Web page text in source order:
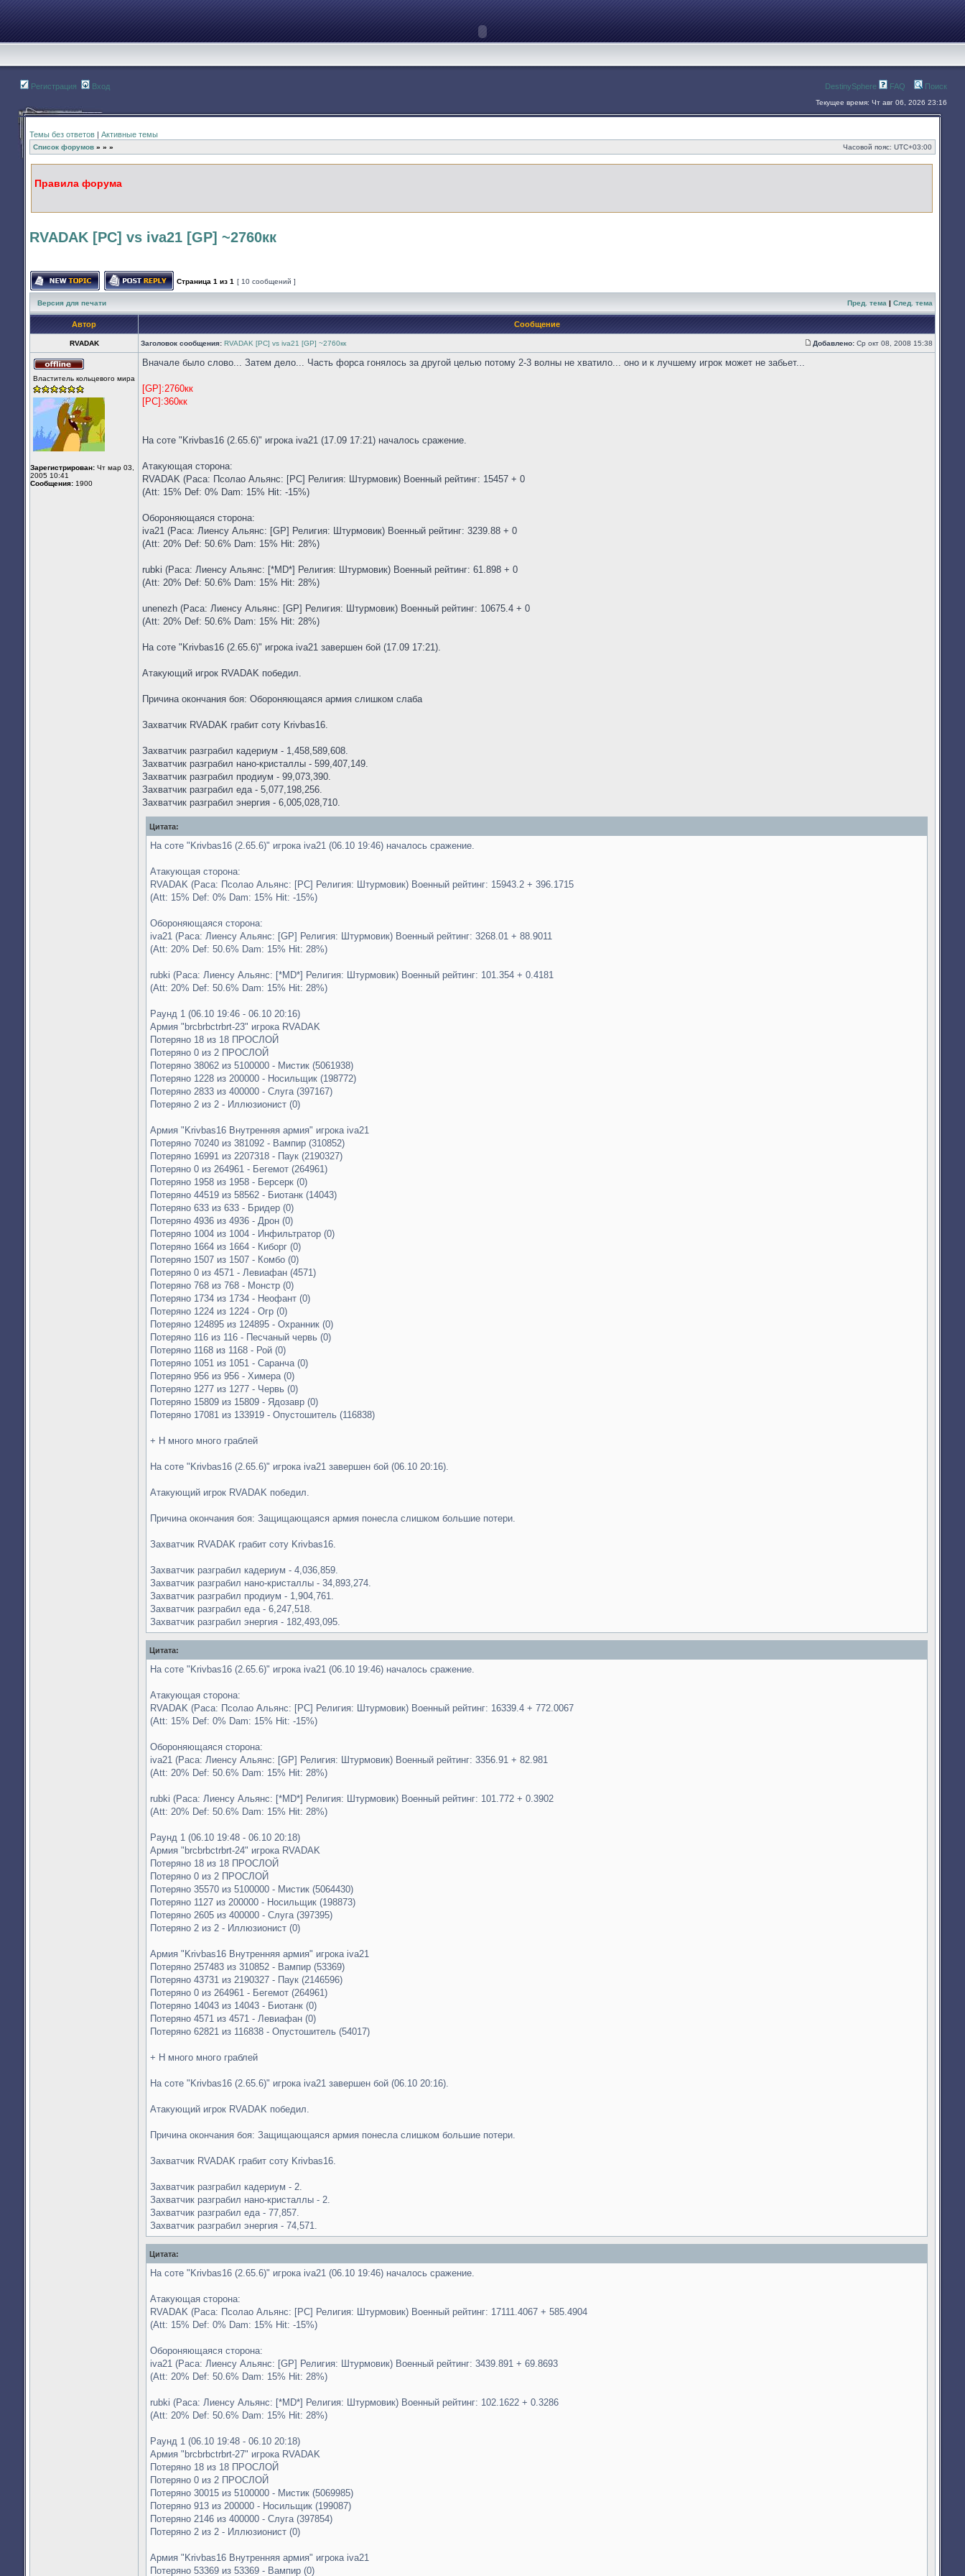
Регистрация Вход DestinySphere FAQ Поиск
Текущее время: Чт авг 06, 2026 23:16
Темы без ответов | Активные темы
Список форумов » » » Часовой пояс: UTC+03:00
Правила форума
RVADAK [PC] vs iva21 [GP] ~2760кк
Начать новую тему Ответить на тему
Страница 1 из 1 [ 10 сообщений ]
Версия для печати Пред. тема | След. тема
Автор Сообщение
RVADAK Заголовок сообщения: RVADAK [PC] vs iva21 [GP] ~2760кк
Сообщение
Добавлено: Ср окт 08, 2008 15:38
в
Властитель кольцевого мира
Зарегистрирован: Чт мар 03,
2005 10:41
Сообщения: 1900
Вначале было слово... Затем дело... Часть форса гонялось за другой целью потому 2-3 волны не хватило... оно и к лучшему игрок может не забьет...
[GP]:2760кк
[PC]:360кк
На соте "Krivbas16 (2.65.6)" игрока iva21 (17.09 17:21) началось сражение.
Атакующая сторона:
RVADAK (Раса: Псолао Альянс: [PC] Религия: Штурмовик) Военный рейтинг: 15457 + 0
(Att: 15% Def: 0% Dam: 15% Hit: -15%)
Обороняющаяся сторона:
iva21 (Раса: Лиенсу Альянс: [GP] Религия: Штурмовик) Военный рейтинг: 3239.88 + 0
(Att: 20% Def: 50.6% Dam: 15% Hit: 28%)
rubki (Раса: Лиенсу Альянс: [*MD*] Религия: Штурмовик) Военный рейтинг: 61.898 + 0
(Att: 20% Def: 50.6% Dam: 15% Hit: 28%)
unenezh (Раса: Лиенсу Альянс: [GP] Религия: Штурмовик) Военный рейтинг: 10675.4 + 0
(Att: 20% Def: 50.6% Dam: 15% Hit: 28%)
На соте "Krivbas16 (2.65.6)" игрока iva21 завершен бой (17.09 17:21).
Атакующий игрок RVADAK победил.
Причина окончания боя: Обороняющаяся армия слишком слаба
Захватчик RVADAK грабит соту Krivbas16.
Захватчик разграбил кадериум - 1,458,589,608.
Захватчик разграбил нано-кристаллы - 599,407,149.
Захватчик разграбил продиум - 99,073,390.
Захватчик разграбил еда - 5,077,198,256.
Захватчик разграбил энергия - 6,005,028,710.
Цитата:
На соте "Krivbas16 (2.65.6)" игрока iva21 (06.10 19:46) началось сражение.
Атакующая сторона:
RVADAK (Раса: Псолао Альянс: [PC] Религия: Штурмовик) Военный рейтинг: 15943.2 + 396.1715
(Att: 15% Def: 0% Dam: 15% Hit: -15%)
Обороняющаяся сторона:
iva21 (Раса: Лиенсу Альянс: [GP] Религия: Штурмовик) Военный рейтинг: 3268.01 + 88.9011
(Att: 20% Def: 50.6% Dam: 15% Hit: 28%)
rubki (Раса: Лиенсу Альянс: [*MD*] Религия: Штурмовик) Военный рейтинг: 101.354 + 0.4181
(Att: 20% Def: 50.6% Dam: 15% Hit: 28%)
Раунд 1 (06.10 19:46 - 06.10 20:16)
Армия "brcbrbctrbrt-23" игрока RVADAK
Потеряно 18 из 18 ПРОСЛОЙ
Потеряно 0 из 2 ПРОСЛОЙ
Потеряно 38062 из 5100000 - Мистик (5061938)
Потеряно 1228 из 200000 - Носильщик (198772)
Потеряно 2833 из 400000 - Слуга (397167)
Потеряно 2 из 2 - Иллюзионист (0)
Армия "Krivbas16 Внутренняя армия" игрока iva21
Потеряно 70240 из 381092 - Вампир (310852)
Потеряно 16991 из 2207318 - Паук (2190327)
Потеряно 0 из 264961 - Бегемот (264961)
Потеряно 1958 из 1958 - Берсерк (0)
Потеряно 44519 из 58562 - Биотанк (14043)
Потеряно 633 из 633 - Бридер (0)
Потеряно 4936 из 4936 - Дрон (0)
Потеряно 1004 из 1004 - Инфильтратор (0)
Потеряно 1664 из 1664 - Киборг (0)
Потеряно 1507 из 1507 - Комбо (0)
Потеряно 0 из 4571 - Левиафан (4571)
Потеряно 768 из 768 - Монстр (0)
Потеряно 1734 из 1734 - Неофант (0)
Потеряно 1224 из 1224 - Огр (0)
Потеряно 124895 из 124895 - Охранник (0)
Потеряно 116 из 116 - Песчаный червь (0)
Потеряно 1168 из 1168 - Рой (0)
Потеряно 1051 из 1051 - Саранча (0)
Потеряно 956 из 956 - Химера (0)
Потеряно 1277 из 1277 - Червь (0)
Потеряно 15809 из 15809 - Ядозавр (0)
Потеряно 17081 из 133919 - Опустошитель (116838)
+ Н много много граблей
На соте "Krivbas16 (2.65.6)" игрока iva21 завершен бой (06.10 20:16).
Атакующий игрок RVADAK победил.
Причина окончания боя: Защищающаяся армия понесла слишком большие потери.
Захватчик RVADAK грабит соту Krivbas16.
Захватчик разграбил кадериум - 4,036,859.
Захватчик разграбил нано-кристаллы - 34,893,274.
Захватчик разграбил продиум - 1,904,761.
Захватчик разграбил еда - 6,247,518.
Захватчик разграбил энергия - 182,493,095.
Цитата:
На соте "Krivbas16 (2.65.6)" игрока iva21 (06.10 19:46) началось сражение.
Атакующая сторона:
RVADAK (Раса: Псолао Альянс: [PC] Религия: Штурмовик) Военный рейтинг: 16339.4 + 772.0067
(Att: 15% Def: 0% Dam: 15% Hit: -15%)
Обороняющаяся сторона:
iva21 (Раса: Лиенсу Альянс: [GP] Религия: Штурмовик) Военный рейтинг: 3356.91 + 82.981
(Att: 20% Def: 50.6% Dam: 15% Hit: 28%)
rubki (Раса: Лиенсу Альянс: [*MD*] Религия: Штурмовик) Военный рейтинг: 101.772 + 0.3902
(Att: 20% Def: 50.6% Dam: 15% Hit: 28%)
Раунд 1 (06.10 19:48 - 06.10 20:18)
Армия "brcbrbctrbrt-24" игрока RVADAK
Потеряно 18 из 18 ПРОСЛОЙ
Потеряно 0 из 2 ПРОСЛОЙ
Потеряно 35570 из 5100000 - Мистик (5064430)
Потеряно 1127 из 200000 - Носильщик (198873)
Потеряно 2605 из 400000 - Слуга (397395)
Потеряно 2 из 2 - Иллюзионист (0)
Армия "Krivbas16 Внутренняя армия" игрока iva21
Потеряно 257483 из 310852 - Вампир (53369)
Потеряно 43731 из 2190327 - Паук (2146596)
Потеряно 0 из 264961 - Бегемот (264961)
Потеряно 14043 из 14043 - Биотанк (0)
Потеряно 4571 из 4571 - Левиафан (0)
Потеряно 62821 из 116838 - Опустошитель (54017)
+ Н много много граблей
На соте "Krivbas16 (2.65.6)" игрока iva21 завершен бой (06.10 20:16).
Атакующий игрок RVADAK победил.
Причина окончания боя: Защищающаяся армия понесла слишком большие потери.
Захватчик RVADAK грабит соту Krivbas16.
Захватчик разграбил кадериум - 2.
Захватчик разграбил нано-кристаллы - 2.
Захватчик разграбил еда - 77,857.
Захватчик разграбил энергия - 74,571.
Цитата:
На соте "Krivbas16 (2.65.6)" игрока iva21 (06.10 19:46) началось сражение.
Атакующая сторона:
RVADAK (Раса: Псолао Альянс: [PC] Религия: Штурмовик) Военный рейтинг: 17111.4067 + 585.4904
(Att: 15% Def: 0% Dam: 15% Hit: -15%)
Обороняющаяся сторона:
iva21 (Раса: Лиенсу Альянс: [GP] Религия: Штурмовик) Военный рейтинг: 3439.891 + 69.8693
(Att: 20% Def: 50.6% Dam: 15% Hit: 28%)
rubki (Раса: Лиенсу Альянс: [*MD*] Религия: Штурмовик) Военный рейтинг: 102.1622 + 0.3286
(Att: 20% Def: 50.6% Dam: 15% Hit: 28%)
Раунд 1 (06.10 19:48 - 06.10 20:18)
Армия "brcbrbctrbrt-27" игрока RVADAK
Потеряно 18 из 18 ПРОСЛОЙ
Потеряно 0 из 2 ПРОСЛОЙ
Потеряно 30015 из 5100000 - Мистик (5069985)
Потеряно 913 из 200000 - Носильщик (199087)
Потеряно 2146 из 400000 - Слуга (397854)
Потеряно 2 из 2 - Иллюзионист (0)
Армия "Krivbas16 Внутренняя армия" игрока iva21
Потеряно 53369 из 53369 - Вампир (0)